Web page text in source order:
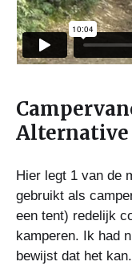
Alternative
Hier legt 1 van de
gebruikt als
een tent) redelijk
kamperen. Ik had
bewijst dat het kan.